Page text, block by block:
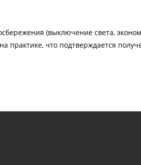
(выключение света,
практике, что подтверждается